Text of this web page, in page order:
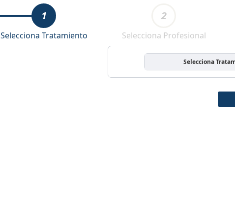
1
Selecciona Tratamiento
2
Selecciona Profesional
Selecciona